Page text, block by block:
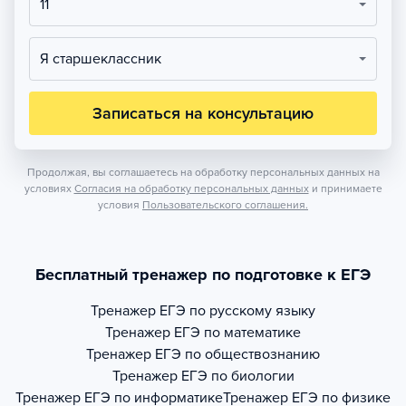
11
Я старшеклассник
Записаться на консультацию
Продолжая, вы соглашаетесь на обработку персональных данных на
условиях Согласия на обработку персональных данных и принимаете
условия Пользовательского соглашения.
Бесплатный тренажер по подготовке к ЕГЭ
Тренажер ЕГЭ по русскому языку
Тренажер ЕГЭ по математике
Тренажер ЕГЭ по обществознанию
Тренажер ЕГЭ по биологии
Тренажер ЕГЭ по информатикеТренажер ЕГЭ по физике